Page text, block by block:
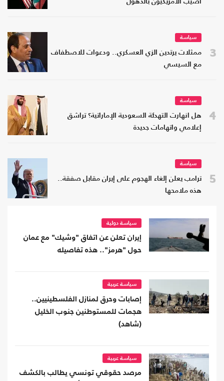
أصيب الأمريكيون بالذهول
3
سياسة
ممثلات يرتدين الزي العسكري.. ودعوات للاصطفاف
مع السيسي
4
سياسة
هل انهارت التهدئة السعودية الإماراتية؟ تراشق
إعلامي واتهامات جديدة
5
سياسة
ترامب يعلن إلغاء الهجوم على إيران مقابل صفقة..
هذه ملامحها
سياسة دولية
إيران تعلن عن اتفاق "وشيك" مع عمان
حول "هرمز".. هذه تفاصيله
سياسة عربية
إصابات وحرق لمنازل الفلسطينيين..
هجمات للمستوطنين جنوب الخليل
(شاهد)
سياسة عربية
مرصد حقوقي تونسي يطالب بالكشف